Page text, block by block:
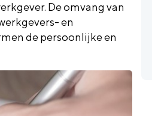
De omvang van
en
de persoonlijke en